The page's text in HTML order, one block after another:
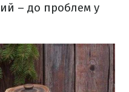
– до проблем у